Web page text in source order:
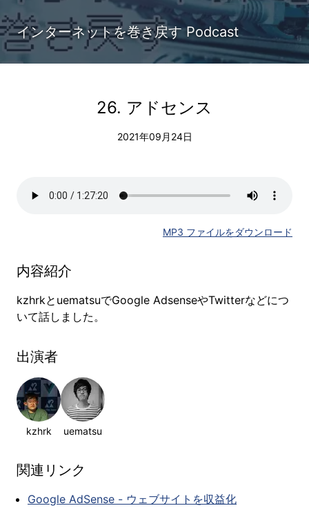
インターネットを巻き戻す Podcast
26. アドセンス
2021年09月24日
MP3 ファイルをダウンロード
内容紹介
kzhrkとuematsuでGoogle AdsenseやTwitterなどにつ
いて話しました。
出演者
kzhrk uematsu
関連リンク
Google AdSense - ウェブサイトを収益化